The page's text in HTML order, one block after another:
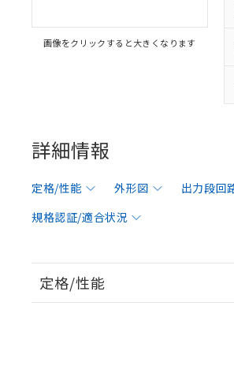
画像をクリックすると大きくなります
詳細情報
定格/性能 外形図 出力段回
規格認証/適合状況
定格/性能